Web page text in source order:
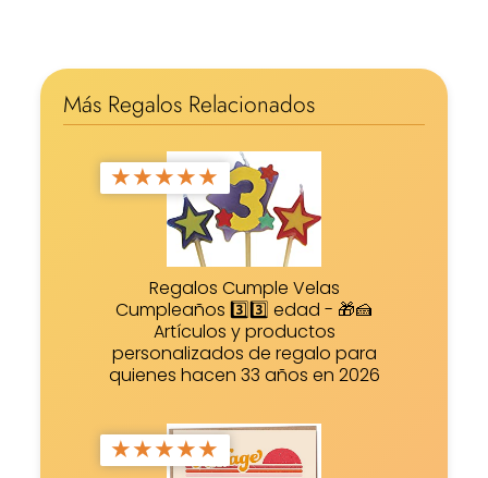
Más Regalos Relacionados
★★★★★
Regalos Cumple Velas
Cumpleaños 3️⃣3️⃣ edad - 🎁🍰
Artículos y productos
personalizados de regalo para
quienes hacen 33 años en 2026
★★★★★